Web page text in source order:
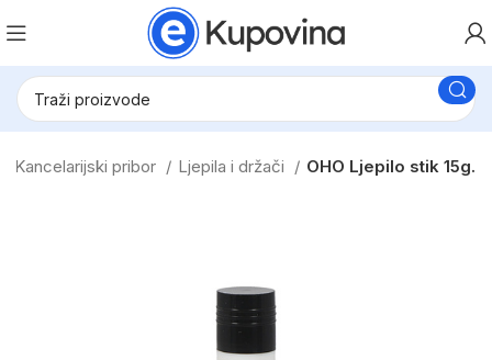
Kancelarijski pribor Ljepila i držači OHO Ljepilo stik 15g.